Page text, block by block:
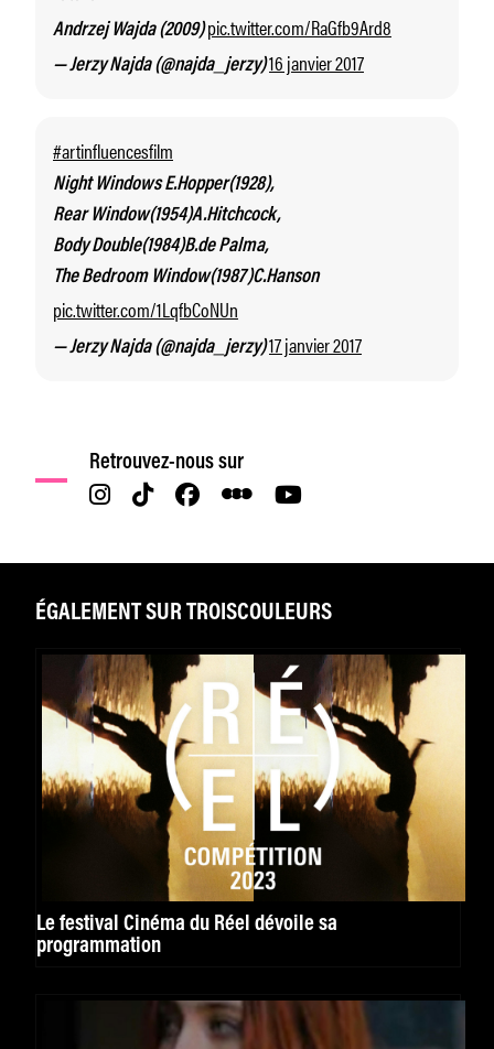
Andrzej Wajda (2009)pic.twitter.com/RaGfb9Ard8
— Jerzy Najda (@najda_jerzy)16 janvier 2017
#artinfluencesfilm
Night Windows E.Hopper(1928),
Rear Window(1954)A.Hitchcock,
Body Double(1984)B.de Palma,
The Bedroom Window(1987)C.Hanson
pic.twitter.com/1LqfbCoNUn
— Jerzy Najda (@najda_jerzy)17 janvier 2017
Retrouvez-nous sur
ÉGALEMENT SUR TROISCOULEURS
Le festival Cinéma du Réel dévoile sa
programmation